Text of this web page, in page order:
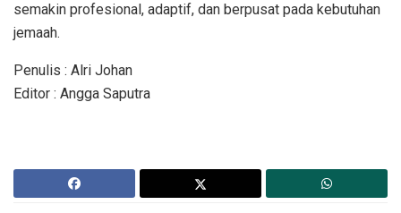
semakin profesional, adaptif, dan berpusat pada kebutuhan
jemaah.
Penulis : Alri Johan
Editor : Angga Saputra